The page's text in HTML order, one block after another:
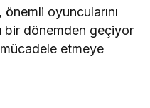
oyuncularını
bir dönemden geçiyor
etmeye